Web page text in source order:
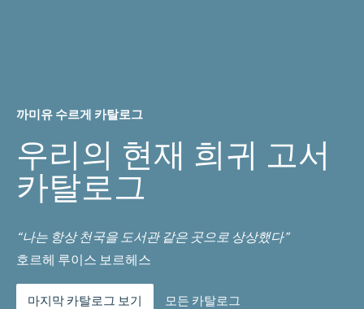
까미유 수르게 카탈로그
우리의 현재 희귀 고서
카탈로그
“나는 항상 천국을 도서관 같은 곳으로 상상했다”
호르헤 루이스 보르헤스
마지막 카탈로그 보기 모든 카탈로그